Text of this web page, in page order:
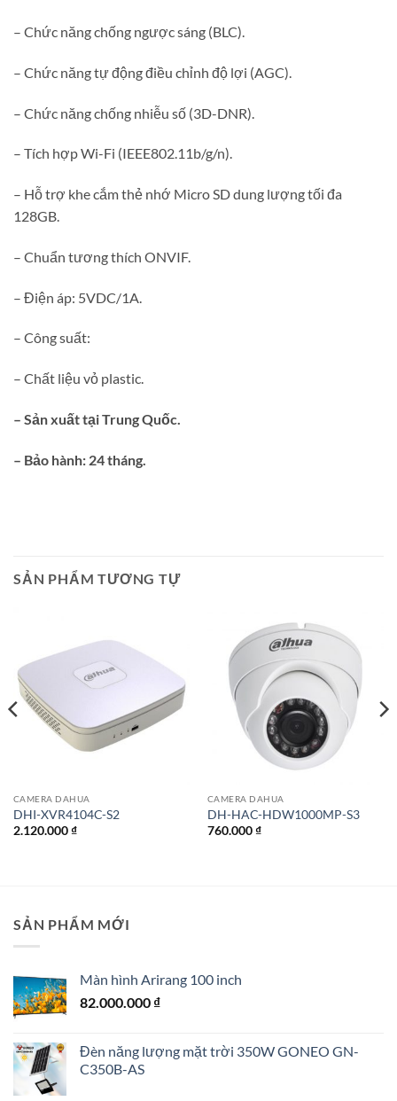
– Chức năng chống ngược sáng (BLC).
– Chức năng tự động điều chỉnh độ lợi (AGC).
– Chức năng chống nhiễu số (3D-DNR).
– Tích hợp Wi-Fi (IEEE802.11b/g/n).
– Hỗ trợ khe cắm thẻ nhớ Micro SD dung lượng tối đa
128GB.
– Chuẩn tương thích ONVIF.
– Điện áp: 5VDC/1A.
– Công suất:
– Chất liệu vỏ plastic.
– Sản xuất tại Trung Quốc.
– Bảo hành: 24 tháng.
SẢN PHẨM TƯƠNG TỰ
CAMERA DAHUA
DHI-XVR4104C-S2
2.120.000₫
CAMERA DAHUA
DH-HAC-HDW1000MP-S3
760.000₫
SẢN PHẨM MỚI
Màn hình Arirang 100 inch
82.000.000 ₫
Đèn năng lượng mặt trời 350W GONEO GN-
C350B-AS